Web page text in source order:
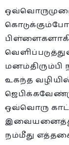
உகந்த
ஒவ்வொரு
நம்மீது